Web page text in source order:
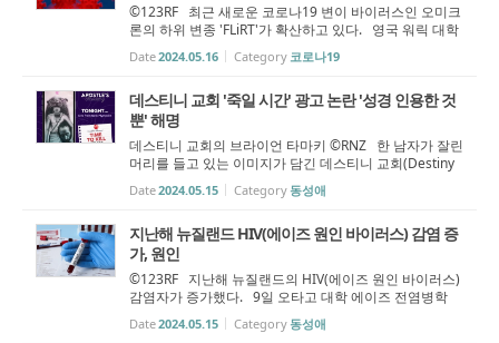
©123RF 최근 새로운 코로나19 변이 바이러스인 오미크
론의 하위 변종 'FLiRT'가 확산하고 있다. 영국 워릭 대학
교 분양종자학 교수 로렌스 영은 "FLiRT가 미국의 한 하수
도에서 처음 발견됐으나, 정확한 기원은 알 수 없다"며 "F
Date2024.05.16 Category 코로나19
데스티니 교회 '죽일 시간' 광고 논란 '성경 인용한 것
뿐' 해명
데스티니 교회의 브라이언 타마키 ©RNZ 한 남자가 잘린
머리를 들고 있는 이미지가 담긴 데스티니 교회(Destiny
Church)의 행사 광고에 한 성소수자가 우려를 제기했다.
다윗과 골리앗을 상징하는 것으로 보이는 이미지 옆에 "Ti
Date2024.05.15 Category동성애
지난해 뉴질랜드 HIV(에이즈 원인 바이러스) 감염 증
가, 원인
©123RF 지난해 뉴질랜드의 HIV(에이즈 원인 바이러스)
감염자가 증가했다. 9일 오타고 대학 에이즈 전염병학
연구진에 따르면, 2023년 한 해 동안 뉴질랜드에서 97명
이 HIV 양성 진단을 받았다. 2022년 77명, 2021년 67명
Date2024.05.15 Category동성애